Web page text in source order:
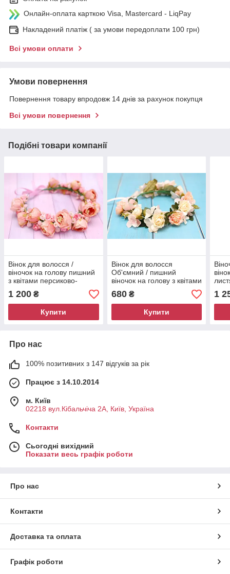
Онлайн-оплата карткою Visa, Mastercard - LiqPay
Накладений платіж ( за умови передоплати 100 грн)
Всі умови оплати
Умови повернення
Повернення товару впродовж 14 днів за рахунок покупця
Всі умови повернення
Подібні товари компанії
Вінок для волосся /
віночок на голову пишний
з квітами персиково-
рожевий 765
1 200 ₴
Купити
Вінок для волосся
Об'ємний / пишний
віночок на голову з квітами
кремово-персиковий 560
680₴
Купити
1
Про нас
100% позитивних з 147 відгуків за рік
Працює з 14.10.2014
м. Київ
02218 вул.Кібальчіча 2А, Київ, Україна
Контакти
Сьогодні вихідний
Показати весь графік роботи
Про нас
Контакти
Доставка та оплата
Графік роботи